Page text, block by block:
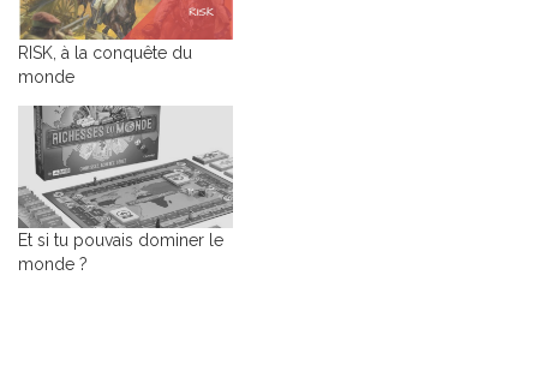
RISK, à la conquête du
monde
Et si tu pouvais dominer le
monde ?